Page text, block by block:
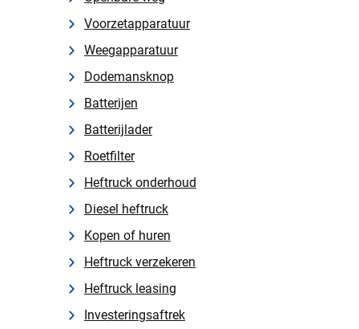
Voorzetapparatuur
Weegapparatuur
Dodemansknop
Batterijen
Batterijlader
Roetfilter
Heftruck onderhoud
Diesel heftruck
Kopen of huren
Heftruck verzekeren
Heftruck leasing
Investeringsaftrek